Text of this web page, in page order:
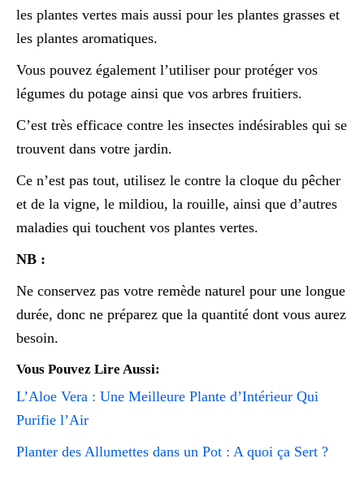
les plantes vertes mais aussi pour les plantes grasses et
les plantes aromatiques.
Vous pouvez également l’utiliser pour protéger vos
légumes du potage ainsi que vos arbres fruitiers.
C’est très efficace contre les insectes indésirables qui se
trouvent dans votre jardin.
Ce n’est pas tout, utilisez le contre la cloque du pêcher
et de la vigne, le mildiou, la rouille, ainsi que d’autres
maladies qui touchent vos plantes vertes.
NB :
Ne conservez pas votre remède naturel pour une longue
durée, donc ne préparez que la quantité dont vous aurez
besoin.
Vous Pouvez Lire Aussi:
L’Aloe Vera : Une Meilleure Plante d’Intérieur Qui
Purifie l’Air
Planter des Allumettes dans un Pot : A quoi ça Sert ?